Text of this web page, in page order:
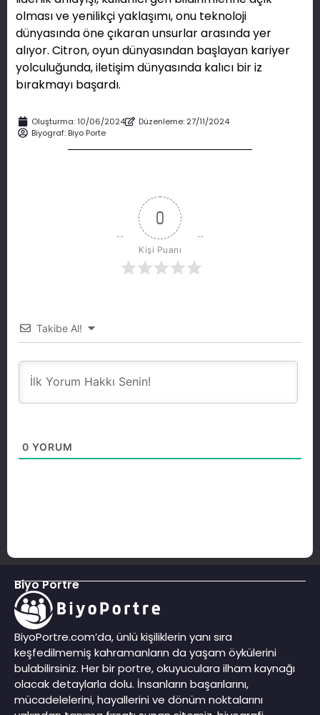
olması ve yenilikçi yaklaşımı, onu teknoloji
dünyasında öne çıkaran unsurlar arasında yer
alıyor. Citron, oyun dünyasından başlayan kariyer
yolculuğunda, iletişim dünyasında kalıcı bir iz
bırakmayı başardı.
Oluşturma:10/06/2024
Düzenleme: 27/11/2024
Biyograf: Biyo Porte
0
Kişi Puanı
Takibe Al!
0 YORUM
Biyo Portre
BiyoPortre.com’da, ünlü kişiliklerin yanı sıra
keşfedilmemiş kahramanların da yaşam öykülerini
bulabilirsiniz. Her bir portre, okuyuculara ilham kaynağı
olacak detaylarla dolu. İnsanların başarılarını,
mücadelelerini, hayallerini ve dönüm noktalarını